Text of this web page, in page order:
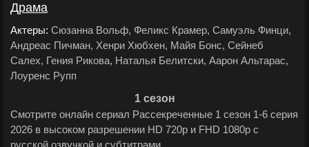
Драма
Актеры: Сюзанна Вольф, Феликс Крамер, Самуэль Финци,
Андреас Пичман, Хенри Хюбхен, Майя Бонс, Сейнеб
Салех, Гения Рикова, Наталья Белитски, Аарон Альтарас,
Лоуренс Рупп
1 сезон
Смотрите онлайн сериал Рассекреченные 1 сезон 1-6 серия
2026 в высоком разрешении HD 720p и FHD 1080p с
русской озвучкой и субтитрами.